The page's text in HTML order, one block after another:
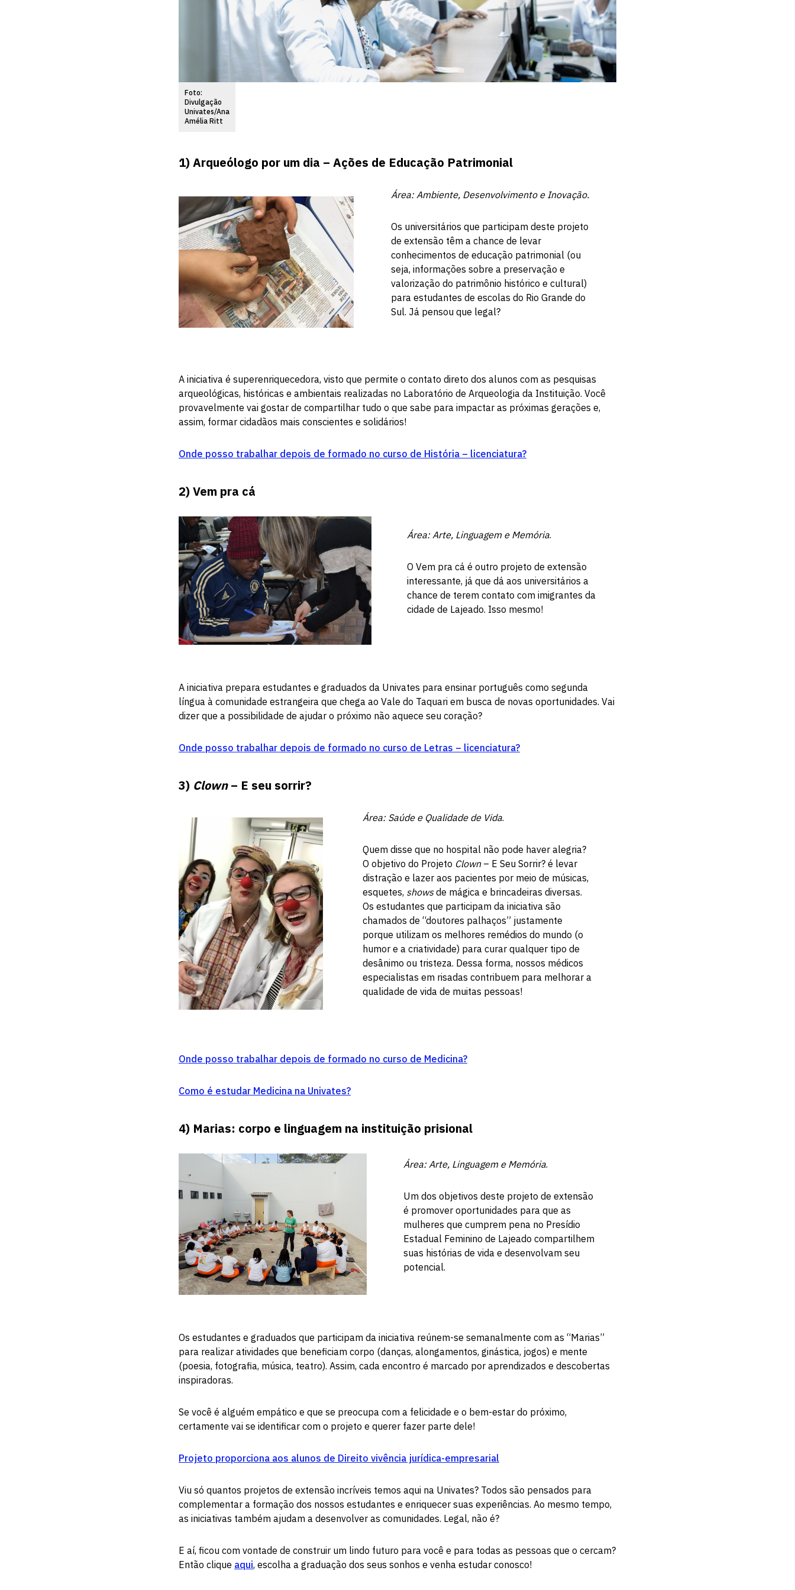
Foto:
Divulgação
Univates/Ana
Amélia Ritt
1) Arqueólogo por um dia – Ações de Educação Patrimonial
Área: Ambiente, Desenvolvimento e Inovação.
Os universitários que participam deste projeto
de extensão têm a chance de levar
conhecimentos de educação patrimonial (ou
seja, informações sobre a preservação e
valorização do patrimônio histórico e cultural)
para estudantes de escolas do Rio Grande do
Sul. Já pensou que legal?
A iniciativa é superenriquecedora, visto que permite o contato direto dos alunos com as pesquisas
arqueológicas, históricas e ambientais realizadas no Laboratório de Arqueologia da Instituição. Você
provavelmente vai gostar de compartilhar tudo o que sabe para impactar as próximas gerações e,
assim, formar cidadãos mais conscientes e solidários!
Onde posso trabalhar depois de formado no curso de História – licenciatura?
2) Vem pra cá
Área: Arte, Linguagem e Memória.
O Vem pra cá é outro projeto de extensão
interessante, já que dá aos universitários a
chance de terem contato com imigrantes da
cidade de Lajeado. Isso mesmo!
A iniciativa prepara estudantes e graduados da Univates para ensinar português como segunda
língua à comunidade estrangeira que chega ao Vale do Taquari em busca de novas oportunidades. Vai
dizer que a possibilidade de ajudar o próximo não aquece seu coração?
Onde posso trabalhar depois de formado no curso de Letras – licenciatura?
3) Clown– E seu sorrir?
Área: Saúde e Qualidade de Vida.
Quem disse que no hospital não pode haver alegria?
O objetivo do Projeto Clown– E Seu Sorrir? é levar
distração e lazer aos pacientes por meio de músicas,
esquetes, showsde mágica e brincadeiras diversas.
Os estudantes que participam da iniciativa são
chamados de “doutores palhaços” justamente
porque utilizam os melhores remédios do mundo (o
humor e a criatividade) para curar qualquer tipo de
desânimo ou tristeza. Dessa forma, nossos médicos
especialistas em risadas contribuem para melhorar a
qualidade de vida de muitas pessoas!
Onde posso trabalhar depois de formado no curso de Medicina?
Como é estudar Medicina na Univates?
4) Marias: corpo e linguagem na instituição prisional
Área: Arte, Linguagem e Memória.
Um dos objetivos deste projeto de extensão
é promover oportunidades para que as
mulheres que cumprem pena no Presídio
Estadual Feminino de Lajeado compartilhem
suas histórias de vida e desenvolvam seu
potencial.
Os estudantes e graduados que participam da iniciativa reúnem-se semanalmente com as “Marias”
para realizar atividades que beneficiam corpo (danças, alongamentos, ginástica, jogos) e mente
(poesia, fotografia, música, teatro). Assim, cada encontro é marcado por aprendizados e descobertas
inspiradoras.
Se você é alguém empático e que se preocupa com a felicidade e o bem-estar do próximo,
certamente vai se identificar com o projeto e querer fazer parte dele!
Projeto proporciona aos alunos de Direito vivência jurídica-empresarial
Viu só quantos projetos de extensão incríveis temos aqui na Univates? Todos são pensados para
complementar a formação dos nossos estudantes e enriquecer suas experiências. Ao mesmo tempo,
as iniciativas também ajudam a desenvolver as comunidades. Legal, não é?
E aí, ficou com vontade de construir um lindo futuro para você e para todas as pessoas que o cercam?
Então clique aqui, escolha a graduação dos seus sonhos e venha estudar conosco!